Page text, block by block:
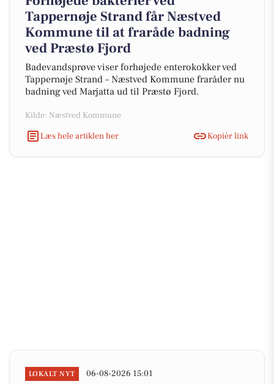
Tappernøje Strand får Næstved
Kommune til at fraråde badning
ved Præstø Fjord
Badevandsprøve viser forhøjede enterokokker ved
Tappernøje Strand – Næstved Kommune fraråder nu
badning ved Marjatta ud til Præstø Fjord.
Kilde: Næstved Kommune
Læs hele artiklen her
Kopiér link
LOKALT NYT 06-08-2026 15:01